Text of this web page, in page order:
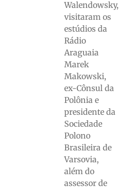
Walendowsky,
visitaram os
estúdios da
Rádio
Araguaia
Marek
Makowski,
ex-Cônsul da
Polônia e
presidente da
Sociedade
Polono
Brasileira de
Varsovia,
além do
assessor de